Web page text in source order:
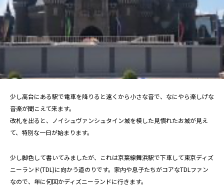
少し高台にある駅で電車を降りると遠くから小さな音で、なにやら楽しげな
音楽が聞こえて来ます。
改札を出ると、ノイシュヴァンシュタイン城を模した見慣れたお城が見え
て、特別な一日が始まります。
少し脚色して書いてみましたが、これは京葉線舞浜駅で下車して東京ディズ
ニーランド(TDL)に向かう道のりです。家内や息子たちがコアなTDLファン
なので、年に何回かディズニーランドに行きます。